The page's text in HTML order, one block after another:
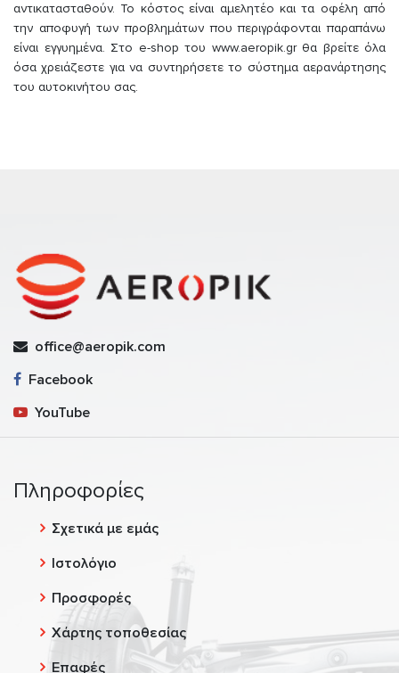
αντικατασταθούν. Το κόστος είναι αμελητέο και τα οφέλη από
την αποφυγή των προβλημάτων που περιγράφονται παραπάνω
είναι εγγυημένα. Στο e-shop του www.aeropik.gr θα βρείτε όλα
όσα χρειάζεστε για να συντηρήσετε το σύστημα αερανάρτησης
του αυτοκινήτου σας.
office@aeropik.com
Facebook
YouTube
Πληροφορίες
Σχετικά με εμάς
Ιστολόγιο
Προσφορές
Χάρτης τοποθεσίας
Επαφές